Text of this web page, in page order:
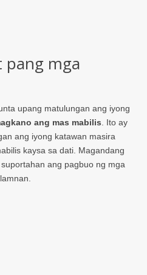
pang mga
upang matulungan ang iyong
ang mas mabilis . Ito ay
ang iyong katawan masira
kaysa sa dati. Magandang
ang pagbuo ng mga